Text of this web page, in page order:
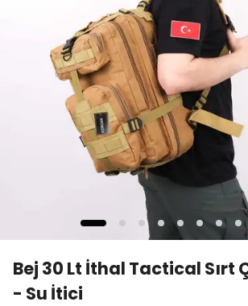
Bej 30 Lt İthal Tactical Sırt
- Su İtici